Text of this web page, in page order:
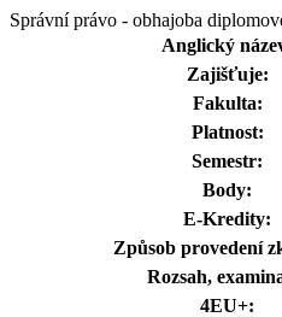
Správní právo - obhajoba
Anglický
Zajišťuje:
Fakulta:
Platnost:
Semestr:
Body:
E-Kredity:
Způsob provedení
Rozsah,
4EU+: